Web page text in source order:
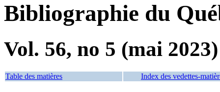
Bibliographie du
Vol. 56, no 5 (mai 2023)
Table des matières Index des vedettes-